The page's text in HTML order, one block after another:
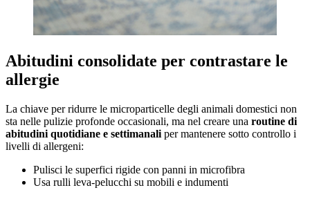
Abitudini consolidate per contrastare le
allergie
La chiave per ridurre le microparticelle degli animali domestici non
sta nelle pulizie profonde occasionali, ma nel creare una routine di
abitudini quotidiane e settimanali per mantenere sotto controllo i
livelli di allergeni:
Pulisci le superfici rigide con panni in microfibra
Usa rulli leva‑pelucchi su mobili e indumenti